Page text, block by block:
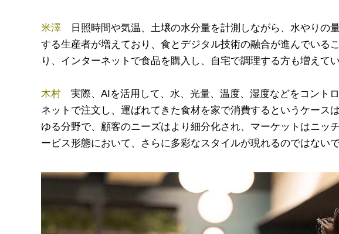
米澤日照時間や気温、土壌の水分量を計測しながら、水やりの
する生産者が増えており、食とデジタル技術の融合が進んでいる
り、インターネットで食品を購入し、自宅で調理する方も増えてい
木村実際、AIを活用して、水、光量、温度、湿度などをコント
ネットで注文し、運ばれてきた食材を家で消費するというケース
ゆる分野で、顧客のニーズはより細分化され、マーケットはニ
ービス形態において、さらに多彩なスタイルが現れるのではないで